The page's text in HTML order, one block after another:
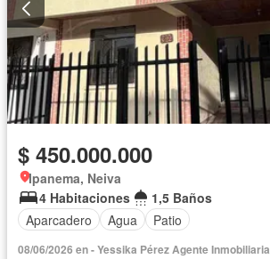
$ 450.000.000
Ipanema, Neiva
4 Habitaciones
1,5 Baños
Aparcadero
Agua Patio
08/06/2026 en - Yessika Pérez Agente Inmobiliaria